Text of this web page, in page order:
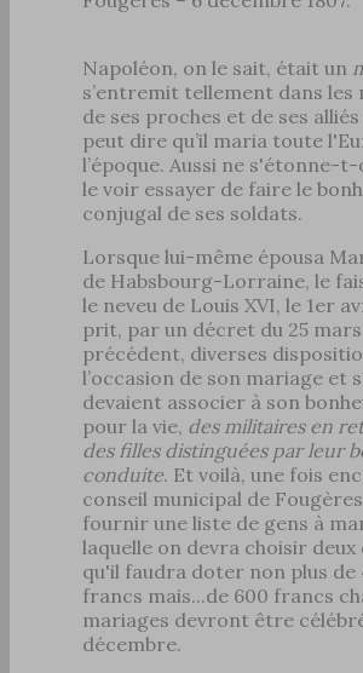
Napoléon, on le sait, était un
s’entremit tellement dans les
de ses proches et de ses alliés
peut dire qu’il maria toute
l’époque. Aussi ne s'étonne-
le voir essayer de faire le
conjugal de ses soldats.
Lorsque lui-même épousa
de Habsbourg-Lorraine, le
le neveu de Louis XVI, le 1er
prit, par un décret du 25 mars
précédent, diverses
l’occasion de son mariage et
devaient associer à son
pour la vie, des militaires en
des filles distinguées par leur
conduite. Et voilà, une fois
conseil municipal de
fournir une liste de gens à
laquelle on devra choisir deux
qu'il faudra doter non plus de
francs mais...de 600 francs
mariages devront être
décembre.